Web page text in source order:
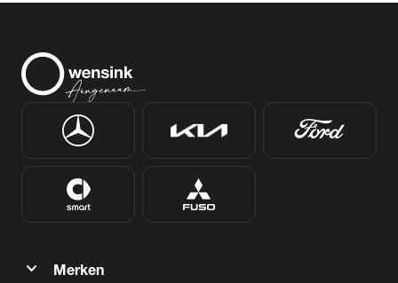
expand_more Merken